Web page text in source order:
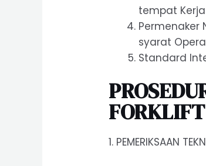
tempat Kerja
Permenaker
syarat
Standard
1. PEMERIKSAAN